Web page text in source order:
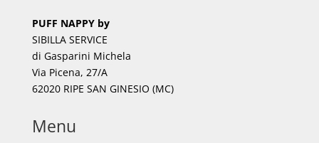
PUFF NAPPY by
SIBILLA SERVICE
di Gasparini Michela
Via Picena, 27/A
62020 RIPE SAN GINESIO (MC)
Menu